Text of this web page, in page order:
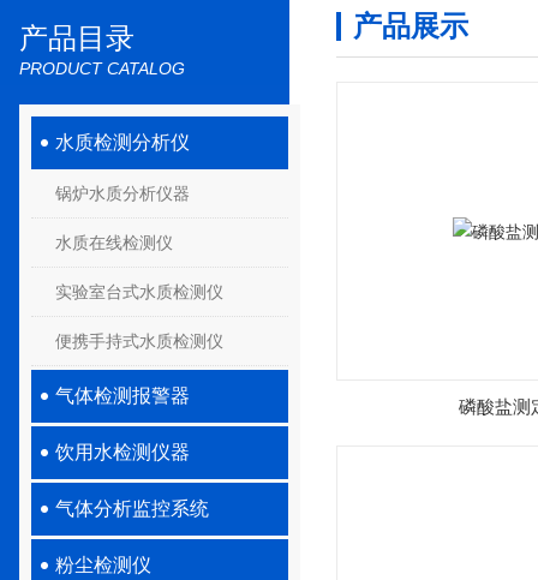
产品目录
PRODUCT CATALOG
水质检测分析仪
锅炉水质分析仪器
水质在线检测仪
实验室台式水质检测仪
便携手持式水质检测仪
气体检测报警器
饮用水检测仪器
气体分析监控系统
粉尘检测仪
产品展示
磷酸盐测